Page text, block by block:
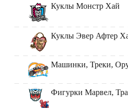
Куклы Монстр Хай
Куклы Эвер Афтер
Машинки, Треки,
Фигурки Марвел,